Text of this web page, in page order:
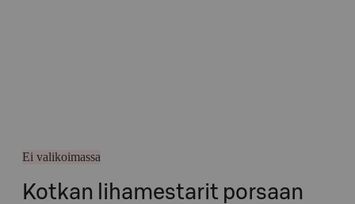
Ei valikoimassa
Kotkan lihamestarit porsaan